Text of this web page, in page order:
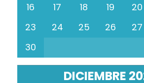
16
17 18 19 20
23
24 25 26 27
30
DICIEMBRE